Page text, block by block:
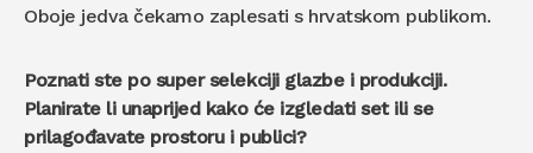
Oboje jedva čekamo zaplesati s hrvatskom publikom.
Poznati ste po super selekciji glazbe i produkciji.
Planirate li unaprijed kako će izgledati set ili se
prilagođavate prostoru i publici?